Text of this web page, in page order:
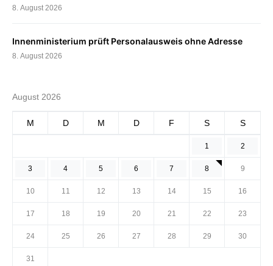
8. August 2026
Innenministerium prüft Personalausweis ohne Adresse
8. August 2026
August 2026
M D M D F S S
1 2
3 4 5 6 7 8 9
10 11 12 13 14 15 16
17 18 19 20 21 22 23
24 25 26 27 28 29 30
31